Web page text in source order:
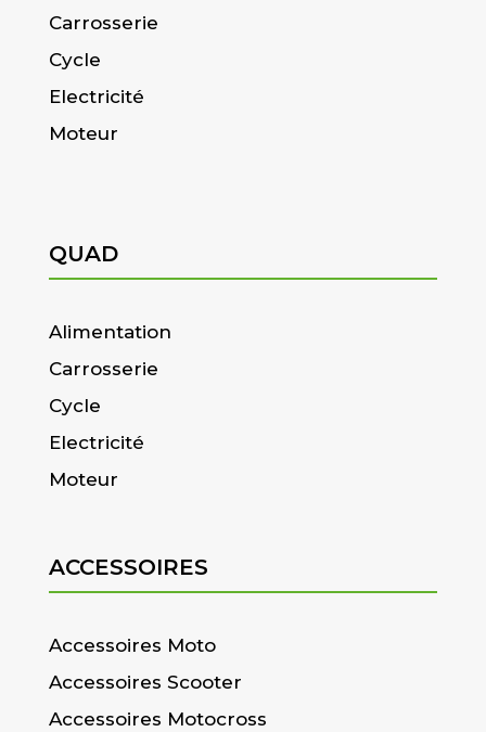
Carrosserie
Cycle
Electricité
Moteur
QUAD
Alimentation
Carrosserie
Cycle
Electricité
Moteur
ACCESSOIRES
Accessoires Moto
Accessoires Scooter
Accessoires Motocross